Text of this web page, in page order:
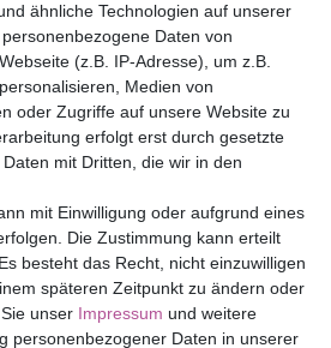
Tage Rückgaberecht
ab 75 € in Deutschland
ähnliche Technologien auf unserer
Daten von
(z.B. IP-Adresse), um z.B.
Medien von
oder Zugriffe auf unsere Website zu
erfolgt erst durch gesetzte
mit Dritten, die wir in den
mit Einwilligung oder aufgrund eines
Die Zustimmung kann erteilt
besteht das Recht, nicht einzuwilligen
späteren Zeitpunkt zu ändern oder
unser Impressum und weitere
personenbezogener Daten in unserer